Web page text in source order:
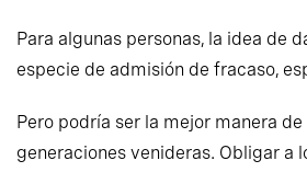
Para algunas personas, la idea de
especie de admisión de fracaso,
Pero podría ser la mejor manera
generaciones venideras. Obligar a